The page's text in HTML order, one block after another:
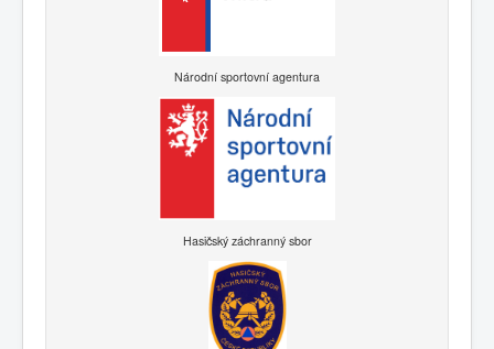
Národní sportovní agentura
Hasičský záchranný sbor